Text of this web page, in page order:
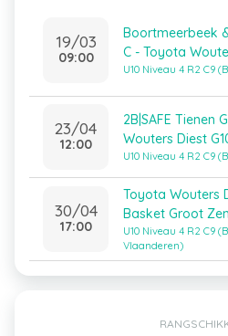
19/03
09:00
Boortmeerbeek
C - Toyota
U10 Niveau 4 R2 C9
23/04
12:00
2B|SAFE Tienen
Wouters Diest
U10 Niveau 4 R2 C9
30/04
17:00
Toyota Wouters
Basket Groot
U10 Niveau 4 R2 C9
Vlaanderen)